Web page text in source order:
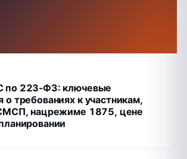
по 223‑ФЗ: ключевые
о требованиях к участникам,
нацрежиме 1875, цене